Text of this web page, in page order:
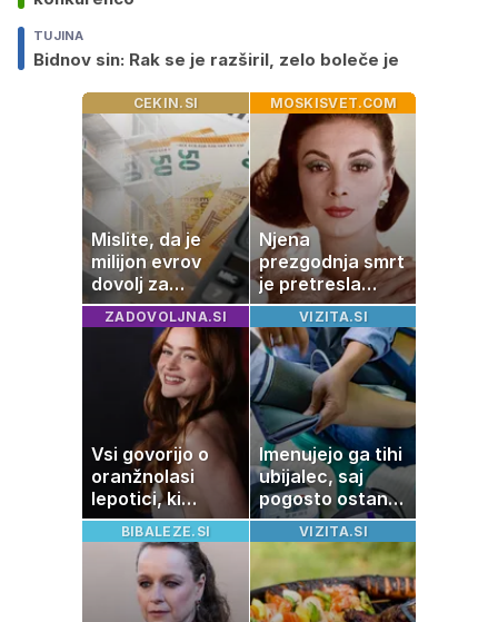
TUJINA
Bidnov sin: Rak se je razširil, zelo boleče je
CEKIN.SI
Mislite, da je
milijon evrov
dovolj za
sanjsko
stanovanje? Te
številke so
šokirale Evropo
MOSKISVET.COM
Njena
prezgodnja smrt
je pretresla
modni svet: za
slavo se je
skrivala
tragedija
ZADOVOLJNA.SI
Vsi govorijo o
oranžnolasi
lepotici, ki
navdušuje s
skrivnostno
vlogo
VIZITA.SI
Imenujejo ga tihi
ubijalec, saj
pogosto ostane
neopažen:
nenavadni
simptomi
visokega
holesterola
BIBALEZE.SI VIZITA.SI